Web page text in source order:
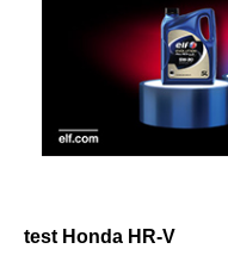
test Honda HR-V